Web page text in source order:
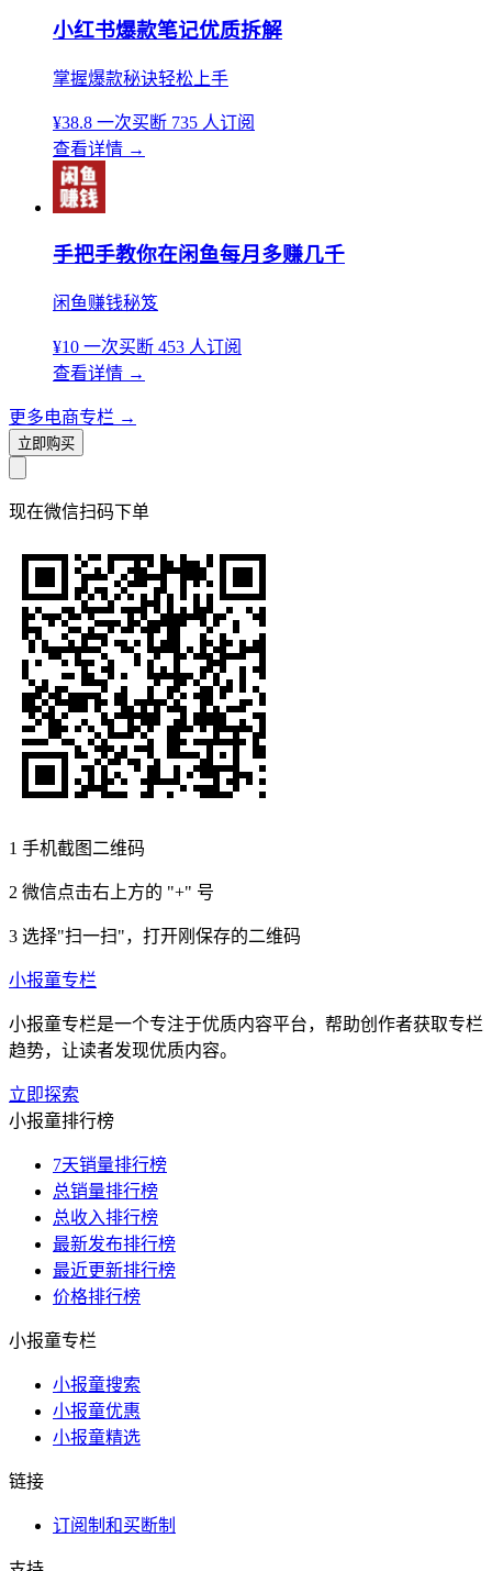
小红书爆款笔记优质拆解
掌握爆款秘诀轻松上手
¥38.8 一次买断 735 人订阅
查看详情 →
手把手教你在闲鱼每月多赚几千
闲鱼赚钱秘笈
¥10 一次买断 453 人订阅
查看详情 →
更多电商专栏 →
立即购买
现在微信扫码下单
1 手机截图二维码
2 微信点击右上方的 "+" 号
3 选择"扫一扫"，打开刚保存的二维码
小报童专栏
小报童专栏是一个专注于优质内容平台，帮助创作者获取专栏
趋势，让读者发现优质内容。
立即探索
小报童排行榜
7天销量排行榜
总销量排行榜
总收入排行榜
最新发布排行榜
最近更新排行榜
价格排行榜
小报童专栏
小报童搜索
小报童优惠
小报童精选
链接
订阅制和买断制